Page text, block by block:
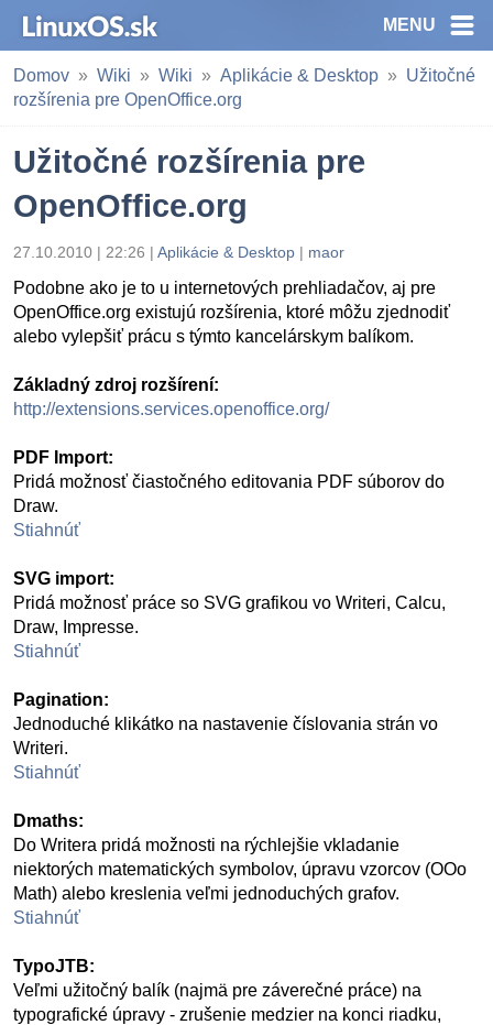
MENU
Domov Wiki Wiki Aplikácie & Desktop
Užitočné
rozšírenia pre OpenOffice.org
Užitočné rozšírenia pre
OpenOffice.org
27.10.2010 | 22:26 | Aplikácie & Desktop | maor
Podobne ako je to u internetových prehliadačov, aj pre
OpenOffice.org existujú rozšírenia, ktoré môžu zjednodiť
alebo vylepšiť prácu s týmto kancelárskym balíkom.
Základný zdroj rozšírení:
http://extensions.services.openoffice.org/
PDF Import:
Pridá možnosť čiastočného editovania PDF súborov do
Draw.
Stiahnúť
SVG import:
Pridá možnosť práce so SVG grafikou vo Writeri, Calcu,
Draw, Impresse.
Stiahnúť
Pagination:
Jednoduché klikátko na nastavenie číslovania strán vo
Writeri.
Stiahnúť
Dmaths:
Do Writera pridá možnosti na rýchlejšie vkladanie
niektorých matematických symbolov, úpravu vzorcov (OOo
Math) alebo kreslenia veľmi jednoduchých grafov.
Stiahnúť
TypoJTB:
Veľmi užitočný balík (najmä pre záverečné práce) na
typografické úpravy - zrušenie medzier na konci riadku,